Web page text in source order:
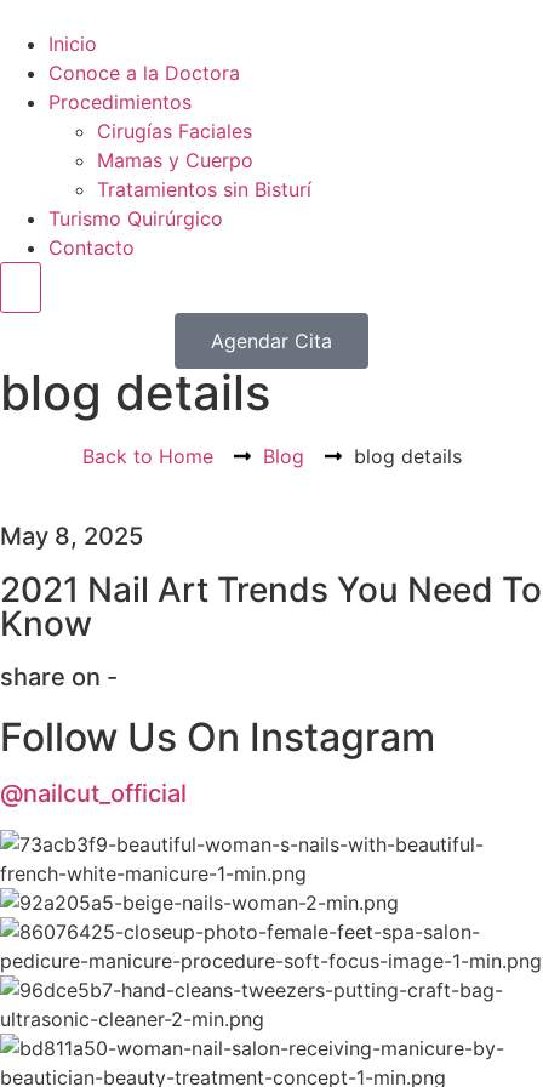
Inicio
Conoce a la Doctora
Procedimientos
Cirugías Faciales
Mamas y Cuerpo
Tratamientos sin Bisturí
Turismo Quirúrgico
Contacto
Agendar Cita
blog details
Back to Home Blog blog details
May 8, 2025
2021 Nail Art Trends You Need To
Know
share on -
Follow Us On Instagram
@nailcut_official